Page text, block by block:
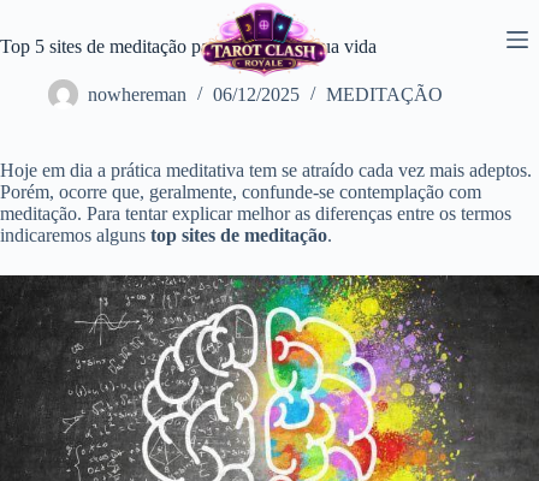
o
Top 5 sites de meditação para melhorar a sua vida
nowhereman 06/12/2025 MEDITAÇÃO
Hoje em dia a prática meditativa tem se atraído cada vez mais adeptos.
Porém, ocorre que, geralmente, confunde-se contemplação com
meditação. Para tentar explicar melhor as diferenças entre os termos
indicaremos alguns top sites de meditação.